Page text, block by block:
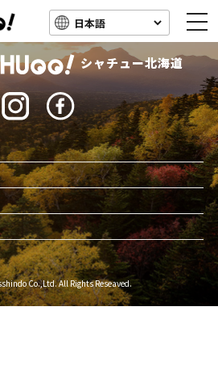
ピングカー車中泊スポット情報
シャチュー北海道
Co.,Ltd. All Rights Reseaved.